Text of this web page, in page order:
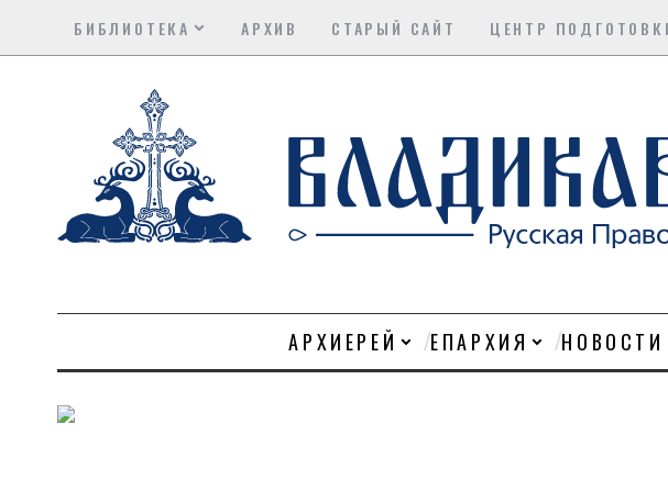
БИБЛИОТЕКА АРХИВ СТАРЫЙ САЙТ ЦЕНТР
АРХИЕРЕЙ ЕПАРХИЯ НОВОСТИ